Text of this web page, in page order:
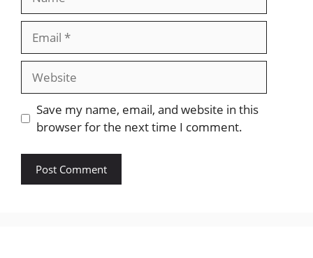
Website
Save my name, email, and website in this
browser for the next time I comment.